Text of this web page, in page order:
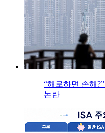
“해로하면 손해
논란